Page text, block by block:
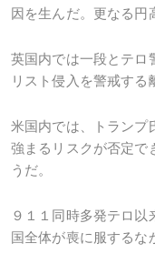
因を生んだ。更なる円
英国内では一段とテロ
リスト侵入を警戒する
米国内では、トランプ
強まるリスクが否定で
うだ。
９１１同時多発テロ以
国全体が喪に服するな